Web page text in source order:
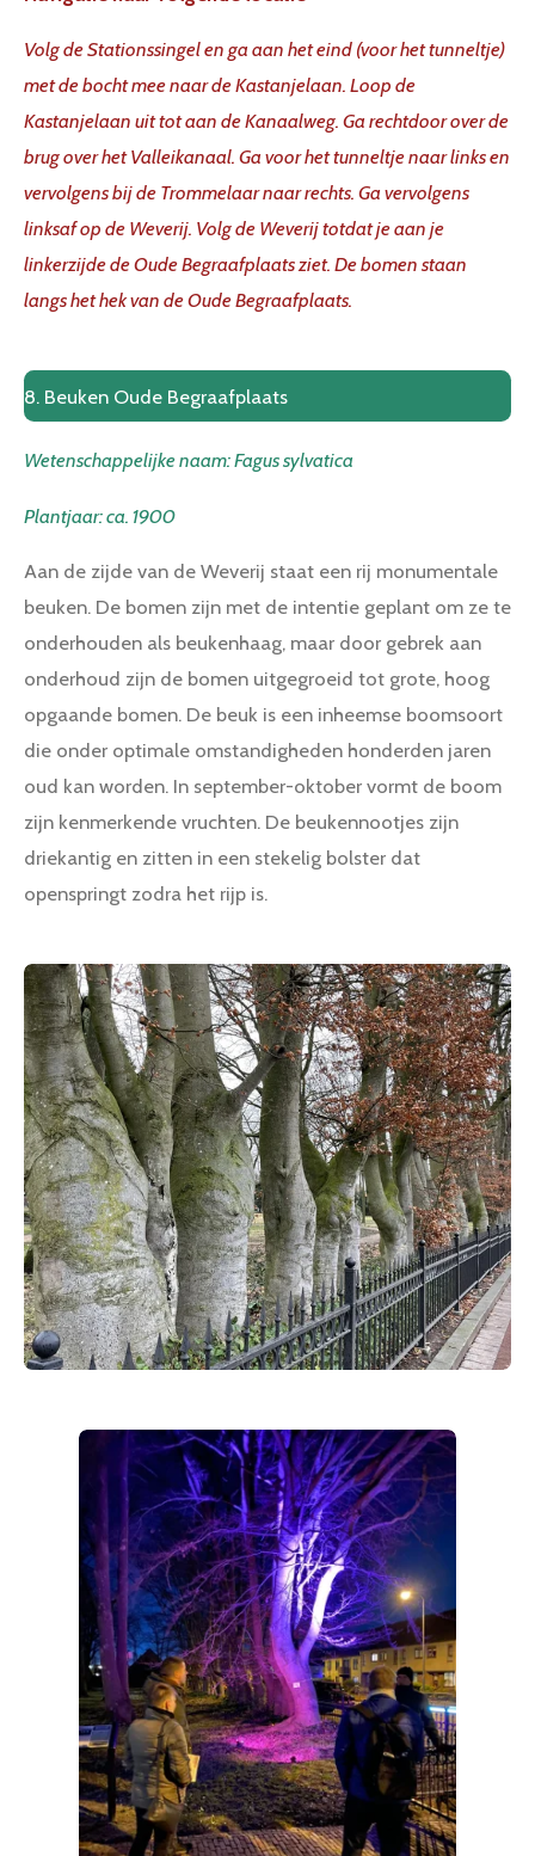
Volg de Stationssingel en ga aan het eind (voor het tunneltje)
met de bocht mee naar de Kastanjelaan. Loop de
Kastanjelaan uit tot aan de Kanaalweg. Ga rechtdoor over de
brug over het Valleikanaal. Ga voor het tunneltje naar links en
vervolgens bij de Trommelaar naar rechts. Ga vervolgens
linksaf op de Weverij. Volg de Weverij totdat je aan je
linkerzijde de Oude Begraafplaats ziet. De bomen staan
langs het hek van de Oude Begraafplaats.
8. Beuken Oude Begraafplaats
Wetenschappelijke naam: Fagus sylvatica
Plantjaar: ca. 1900
Aan de zijde van de Weverij staat een rij monumentale
beuken. De bomen zijn met de intentie geplant om ze te
onderhouden als beukenhaag, maar door gebrek aan
onderhoud zijn de bomen uitgegroeid tot grote, hoog
opgaande bomen. De beuk is een inheemse boomsoort
die onder optimale omstandigheden honderden jaren
oud kan worden. In september-oktober vormt de boom
zijn kenmerkende vruchten. De beukennootjes zijn
driekantig en zitten in een stekelig bolster dat
openspringt zodra het rijp is.